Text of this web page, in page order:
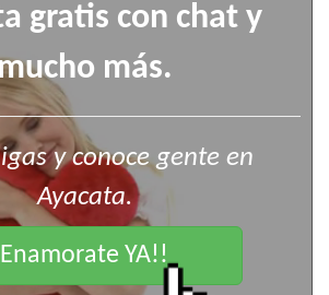
gratis con chat y
más.
y conoce gente en
Ayacata.
Enamorate YA!!